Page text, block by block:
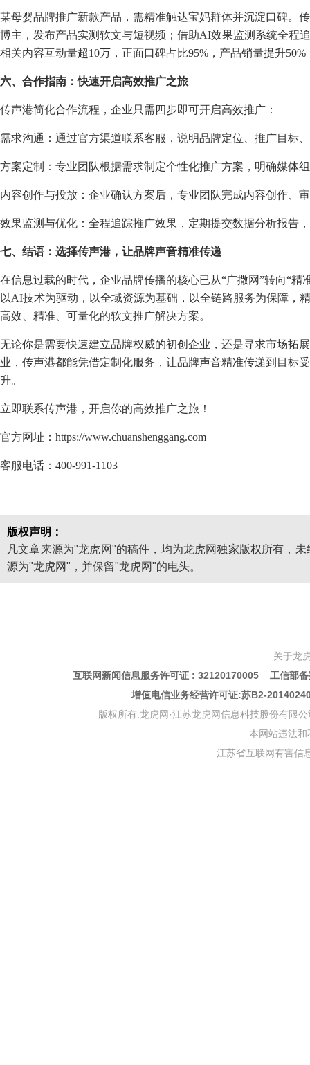
某母婴品牌推广新款产品，需精准触达宝妈群体并沉淀口碑。
博主，发布产品实测软文与短视频；借助AI效果监测系统全程
相关内容互动量超10万，正面口碑占比95%，产品销量提升
六、合作指南：快速开启高效推广之旅
传声港简化合作流程，企业只需四步即可开启高效推广：
需求沟通：通过官方渠道联系客服，说明品牌定位、推广目标
方案定制：专业团队根据需求制定个性化推广方案，明确媒体
内容创作与投放：企业确认方案后，专业团队完成内容创作、
效果监测与优化：全程追踪推广效果，定期提交数据分析报告
七、结语：选择传声港，让品牌声音精准传递
在信息过载的时代，企业品牌传播的核心已从“广撒网”转向“精
以AI技术为驱动，以全域资源为基础，以全链路服务为保障，
高效、精准、可量化的软文推广解决方案。
无论你是需要快速建立品牌权威的初创企业，还是寻求市场拓
业，传声港都能凭借定制化服务，让品牌声音精准传递到目标
升。
立即联系传声港，开启你的高效推广之旅！
官方网址：https://www.chuanshenggang.com
客服电话：400-991-1103
版权声明：
凡文章来源为"龙虎网"的稿件，均为龙虎网独家版权所有，
源为"龙虎网"，并保留"龙虎网"的电头。
关于龙
互联网新闻信息服务许可证 : 32120170005 工信部
增值电信业务经营许可证:苏B2-
版权所有:龙虎网·江苏龙虎网信息科技股份有限
本网站违法
江苏省互联网有害